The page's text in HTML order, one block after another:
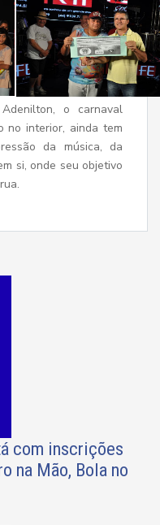
o carnaval
no interior, ainda tem
da música, da
si, onde seu objetivo
com inscrições
na Mão, Bola no